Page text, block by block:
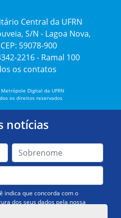
Central da UFRN
S/N - Lagoa Nova,
59078-900
2216 - Ramal 100
os contatos
Digital da UFRN
os direitos reservados
notícias
indica que concorda com o
dos seus dados pela nossa